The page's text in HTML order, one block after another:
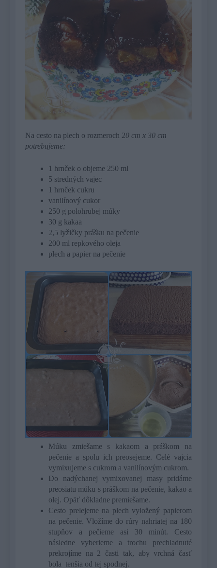
Na cesto na plech o rozmeroch 20 cm x 30 cm
potrebujeme:
1 hrnček o objeme 250 ml
5 stredných vajec
1 hrnček cukru
vanilínový cukor
250 g polohrubej múky
30 g kakaa
2,5 lyžičky prášku na pečenie
200 ml repkového oleja
plech a papier na pečenie
Múku zmiešame s kakaom a práškom na
pečenie a spolu ich preosejeme. Celé vajcia
vymixujeme s cukrom a vanilínovým cukrom.
Do nadýchanej vymixovanej masy pridáme
preosiatu múku s práškom na pečenie, kakao a
olej. Opäť dôkladne premiešame.
Cesto prelejeme na plech vyložený papierom
na pečenie. Vložíme do rúry nahriatej na 180
stupňov a pečieme asi 30 minút. Cesto
následne vyberieme a trochu prechladnuté
prekrojíme na 2 časti tak, aby vrchná časť
bola tenšia od tej spodnej.